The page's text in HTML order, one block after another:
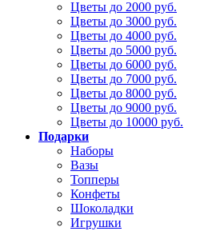
Цветы до 2000 руб.
Цветы до 3000 руб.
Цветы до 4000 руб.
Цветы до 5000 руб.
Цветы до 6000 руб.
Цветы до 7000 руб.
Цветы до 8000 руб.
Цветы до 9000 руб.
Цветы до 10000 руб.
Подарки
Наборы
Вазы
Топперы
Конфеты
Шоколадки
Игрушки